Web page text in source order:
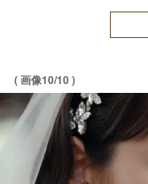
( 画像10/10 )